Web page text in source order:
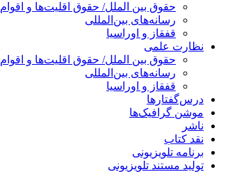
حقوق بین الملل/ حقوق اقلیت‌ها و اقوام
رسانه‌های بین‌المللی
قفقاز و اوراسیا
نظارت علمی
حقوق بین الملل/ حقوق اقلیت‌ها و اقوام
رسانه‌های بین‌المللی
قفقاز و اوراسیا
درس‌گفتارها
موشن گرافیک‌ها
ناشر
نقد کتاب
برنامه‌ تلویزیونی
تولید مستند تلویزیونی